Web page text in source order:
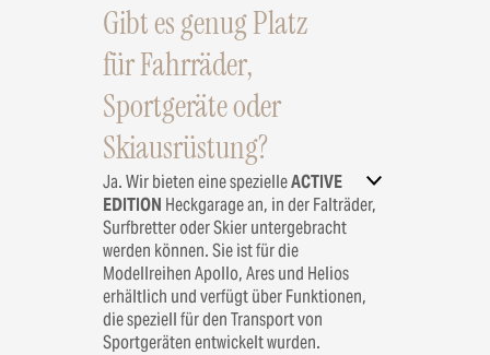
Gibt es genug Platz
für Fahrräder,
Sportgeräte oder
Skiausrüstung?
Ja. Wir bieten eine spezielleACTIVE
EDITION Heckgarage an, in der Falträder,
Surfbretter oder Skier untergebracht
werden können. Sie ist für die
Modellreihen Apollo, Ares und Helios
erhältlich und verfügt über Funktionen,
die speziell für den Transport von
Sportgeräten entwickelt wurden.